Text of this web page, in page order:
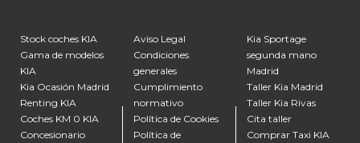
Stock coches KIA
Gama de modelos
KIA
Kia Ocasión Madrid
Renting KIA
Coches KM 0 KIA
Concesionario
Aviso Legal
Condiciones
generales
Cumplimiento
normativo
Política de Cookies
Política de
Kia Sportage
segunda mano
Madrid
Taller Kia Madrid
Taller Kia Rivas
Cita taller
Comprar Taxi KIA